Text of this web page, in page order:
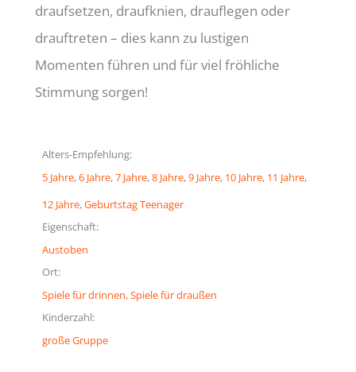
draufsetzen, draufknien, drauflegen oder
drauftreten – dies kann zu lustigen
Momenten führen und für viel fröhliche
Stimmung sorgen!
Alters-Empfehlung:
5 Jahre, 6 Jahre, 7 Jahre, 8 Jahre, 9 Jahre, 10 Jahre, 11 Jahre,
12 Jahre, Geburtstag Teenager
Eigenschaft:
Austoben
Ort:
Spiele für drinnen, Spiele für draußen
Kinderzahl:
große Gruppe